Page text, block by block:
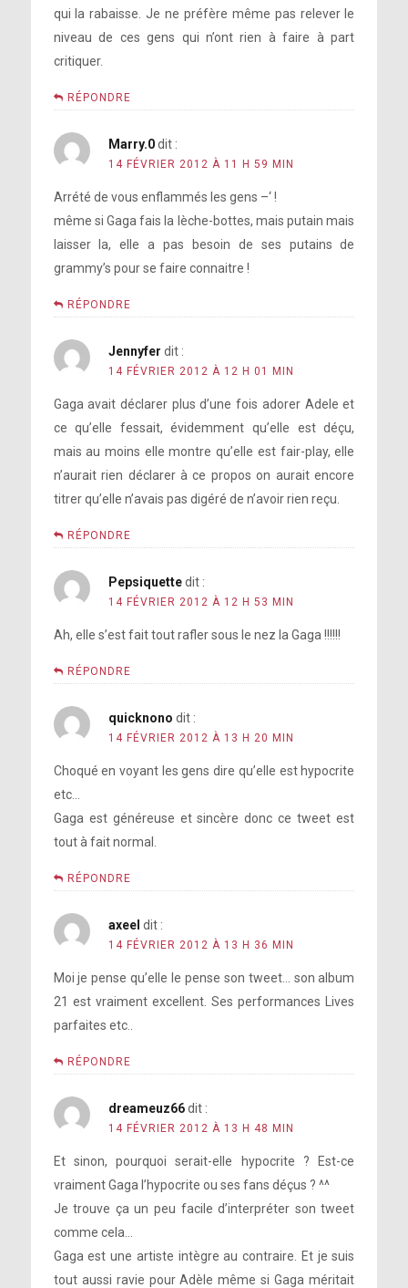
qui la rabaisse. Je ne préfère même pas relever le
niveau de ces gens qui n’ont rien à faire à part
critiquer.
RÉPONDRE
Marry.0 dit :
14 FÉVRIER 2012 À 11 H 59 MIN
Arrété de vous enflammés les gens –‘ !
même si Gaga fais la lèche-bottes, mais putain mais
laisser la, elle a pas besoin de ses putains de
grammy’s pour se faire connaitre !
RÉPONDRE
Jennyfer dit :
14 FÉVRIER 2012 À 12 H 01 MIN
Gaga avait déclarer plus d’une fois adorer Adele et
ce qu’elle fessait, évidemment qu’elle est déçu,
mais au moins elle montre qu’elle est fair-play, elle
n’aurait rien déclarer à ce propos on aurait encore
titrer qu’elle n’avais pas digéré de n’avoir rien reçu.
RÉPONDRE
Pepsiquette dit :
14 FÉVRIER 2012 À 12 H 53 MIN
Ah, elle s’est fait tout rafler sous le nez la Gaga !!!!!!
RÉPONDRE
quicknono dit :
14 FÉVRIER 2012 À 13 H 20 MIN
Choqué en voyant les gens dire qu’elle est hypocrite
etc…
Gaga est généreuse et sincère donc ce tweet est
tout à fait normal.
RÉPONDRE
axeel dit :
14 FÉVRIER 2012 À 13 H 36 MIN
Moi je pense qu’elle le pense son tweet… son album
21 est vraiment excellent. Ses performances Lives
parfaites etc..
RÉPONDRE
dreameuz66 dit :
14 FÉVRIER 2012 À 13 H 48 MIN
Et sinon, pourquoi serait-elle hypocrite ? Est-ce
vraiment Gaga l’hypocrite ou ses fans déçus ? ^^
Je trouve ça un peu facile d’interpréter son tweet
comme cela…
Gaga est une artiste intègre au contraire. Et je suis
tout aussi ravie pour Adèle même si Gaga méritait